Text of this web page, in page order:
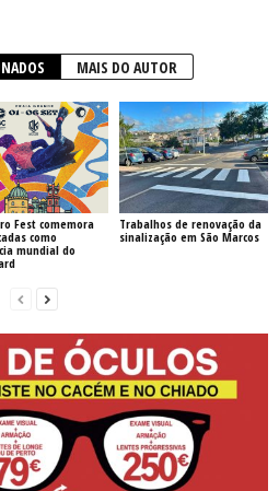
MAIS DO AUTOR
Fest comemora
como
mundial do
Trabalhos de renovação da
sinalização em São Marcos